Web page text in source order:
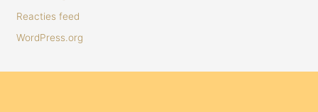
Reacties feed
WordPress.org